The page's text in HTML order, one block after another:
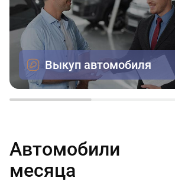
Выкуп автомобиля
Автомобили
месяца